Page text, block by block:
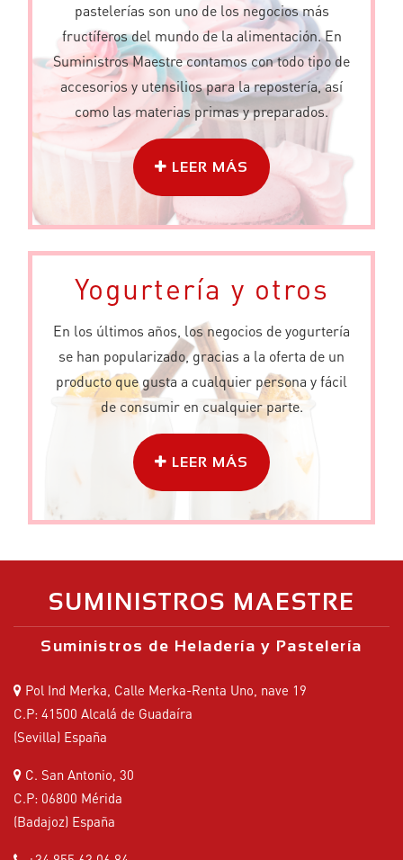
pastelerías son uno de los negocios más
fructíferos del mundo de la alimentación. En
Suministros Maestre contamos con todo tipo de
accesorios y utensilios para la repostería, así
como las materias primas y preparados.
LEER MÁS
Yogurtería y otros
En los últimos años, los negocios de yogurtería
se han popularizado, gracias a la oferta de un
producto que gusta a cualquier persona y fácil
de consumir en cualquier parte.
LEER MÁS
SUMINISTROS MAESTRE
Suministros de Heladería y Pastelería
Pol Ind Merka, Calle Merka-Renta Uno, nave 19
C.P: 41500 Alcalá de Guadaíra
(Sevilla) España
C. San Antonio, 30
C.P: 06800 Mérida
(Badajoz) España